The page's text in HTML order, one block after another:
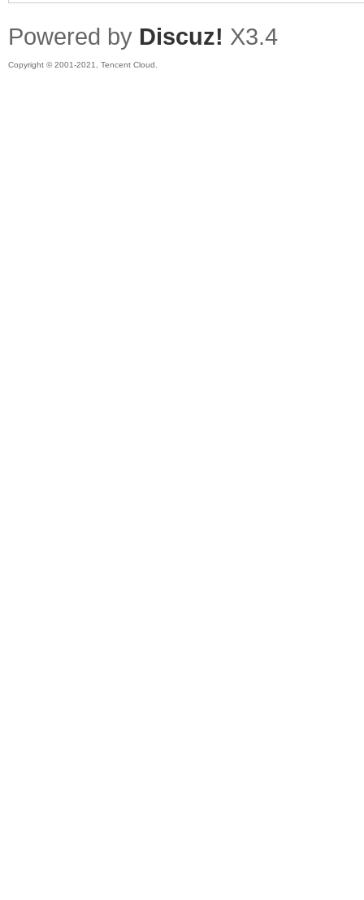
Powered by Discuz! X3.4
Copyright © 2001-2021, Tencent Cloud.